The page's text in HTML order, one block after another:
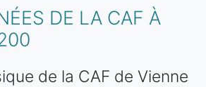
DE LA CAF À
de la CAF de Vienne